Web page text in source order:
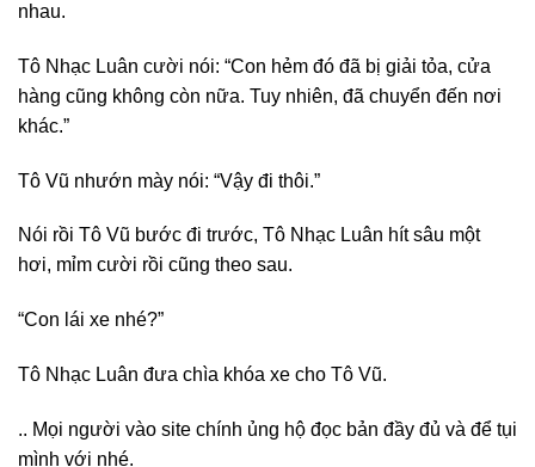
nhau.
Tô Nhạc Luân cười nói: “Con hẻm đó đã bị giải tỏa, cửa
hàng cũng không còn nữa. Tuy nhiên, đã chuyển đến nơi
khác.”
Tô Vũ nhướn mày nói: “Vậy đi thôi.”
Nói rồi Tô Vũ bước đi trước, Tô Nhạc Luân hít sâu một
hơi, mỉm cười rồi cũng theo sau.
“Con lái xe nhé?”
Tô Nhạc Luân đưa chìa khóa xe cho Tô Vũ.
.. Mọi người vào site chính ủng hộ đọc bản đầy đủ và để tụi
mình với nhé.